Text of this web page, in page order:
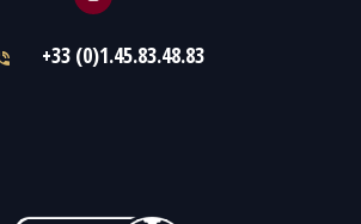
+33 (0)1.45.83.48.83